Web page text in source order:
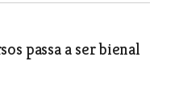
passa a ser bienal